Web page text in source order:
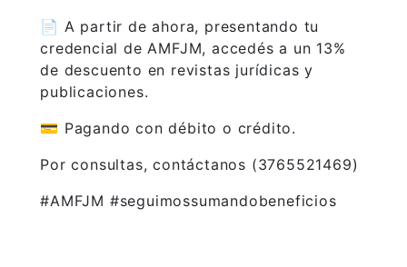
📄 A partir de ahora, presentando tu
credencial de AMFJM, accedés a un 13%
de descuento en revistas jurídicas y
publicaciones.
💳 Pagando con débito o crédito.
Por consultas, contáctanos (3765521469)
#AMFJM #seguimossumandobeneficios